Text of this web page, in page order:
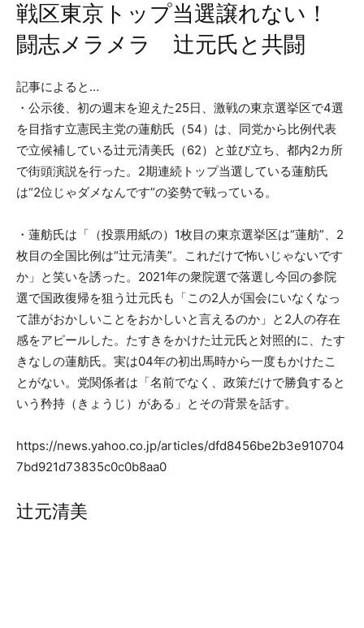
戦区東京トップ当選譲れない！
闘志メラメラ 辻元氏と共闘
記事によると…
・公示後、初の週末を迎えた25日、激戦の東京選挙区で4選
を目指す立憲民主党の蓮舫氏（54）は、同党から比例代表
で立候補している辻元清美氏（62）と並び立ち、都内2カ所
で街頭演説を行った。2期連続トップ当選している蓮舫氏
は“2位じゃダメなんです”の姿勢で戦っている。
・蓮舫氏は「（投票用紙の）1枚目の東京選挙区は“蓮舫”、2
枚目の全国比例は“辻元清美”。これだけで怖いじゃないです
か」と笑いを誘った。2021年の衆院選で落選し今回の参院
選で国政復帰を狙う辻元氏も「この2人が国会にいなくなっ
て誰がおかしいことをおかしいと言えるのか」と2人の存在
感をアピールした。たすきをかけた辻元氏と対照的に、たす
きなしの蓮舫氏。実は04年の初出馬時から一度もかけたこ
とがない。党関係者は「名前でなく、政策だけで勝負すると
いう矜持（きょうじ）がある」とその背景を話す。
https://news.yahoo.co.jp/articles/dfd8456be2b3e910704
7bd921d73835c0c0b8aa0
辻元清美